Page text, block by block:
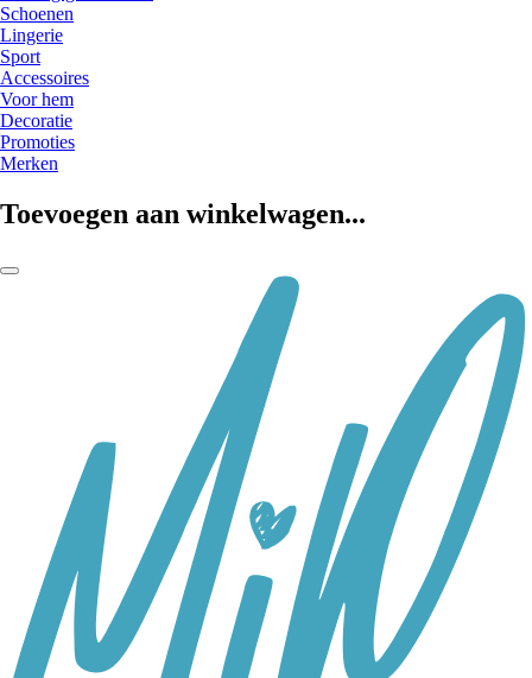
Schoenen
Lingerie
Sport
Accessoires
Voor hem
Decoratie
Promoties
Merken
Toevoegen aan winkelwagen...